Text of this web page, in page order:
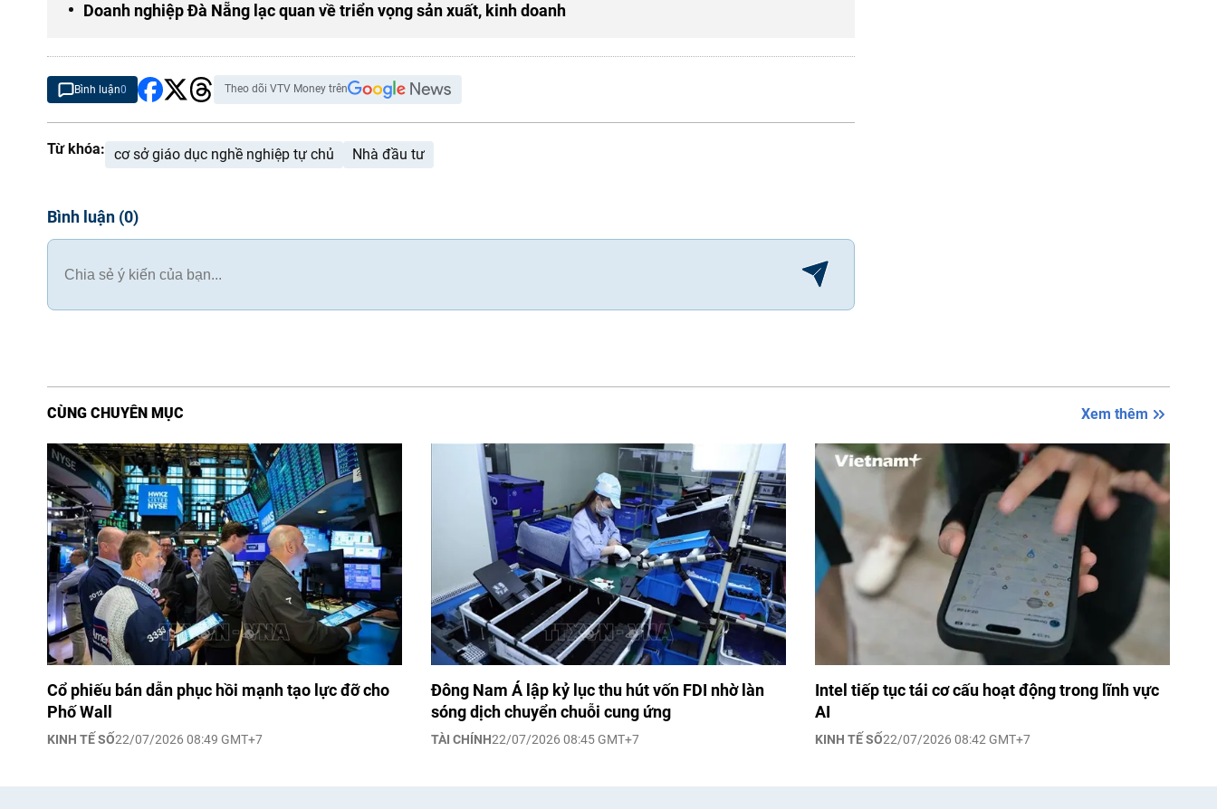
Doanh nghiệp Đà Nẵng lạc quan về triển vọng sản xuất, kinh doanh
Bình luận0 Theo dõi VTV Money trên
Từ khóa: cơ sở giáo dục nghề nghiệp tự chủ Nhà đầu tư
Bình luận (0)
CÙNG CHUYÊN MỤC Xem thêm
Cổ phiếu bán dẫn phục hồi mạnh tạo lực đỡ cho
Phố Wall
KINH TẾ SỐ22/07/2026 08:49 GMT+7
Đông Nam Á lập kỷ lục thu hút vốn FDI nhờ làn
sóng dịch chuyển chuỗi cung ứng
TÀI CHÍNH22/07/2026 08:45 GMT+7
Intel tiếp tục tái cơ cấu hoạt động trong lĩnh vực
AI
KINH TẾ SỐ22/07/2026 08:42 GMT+7